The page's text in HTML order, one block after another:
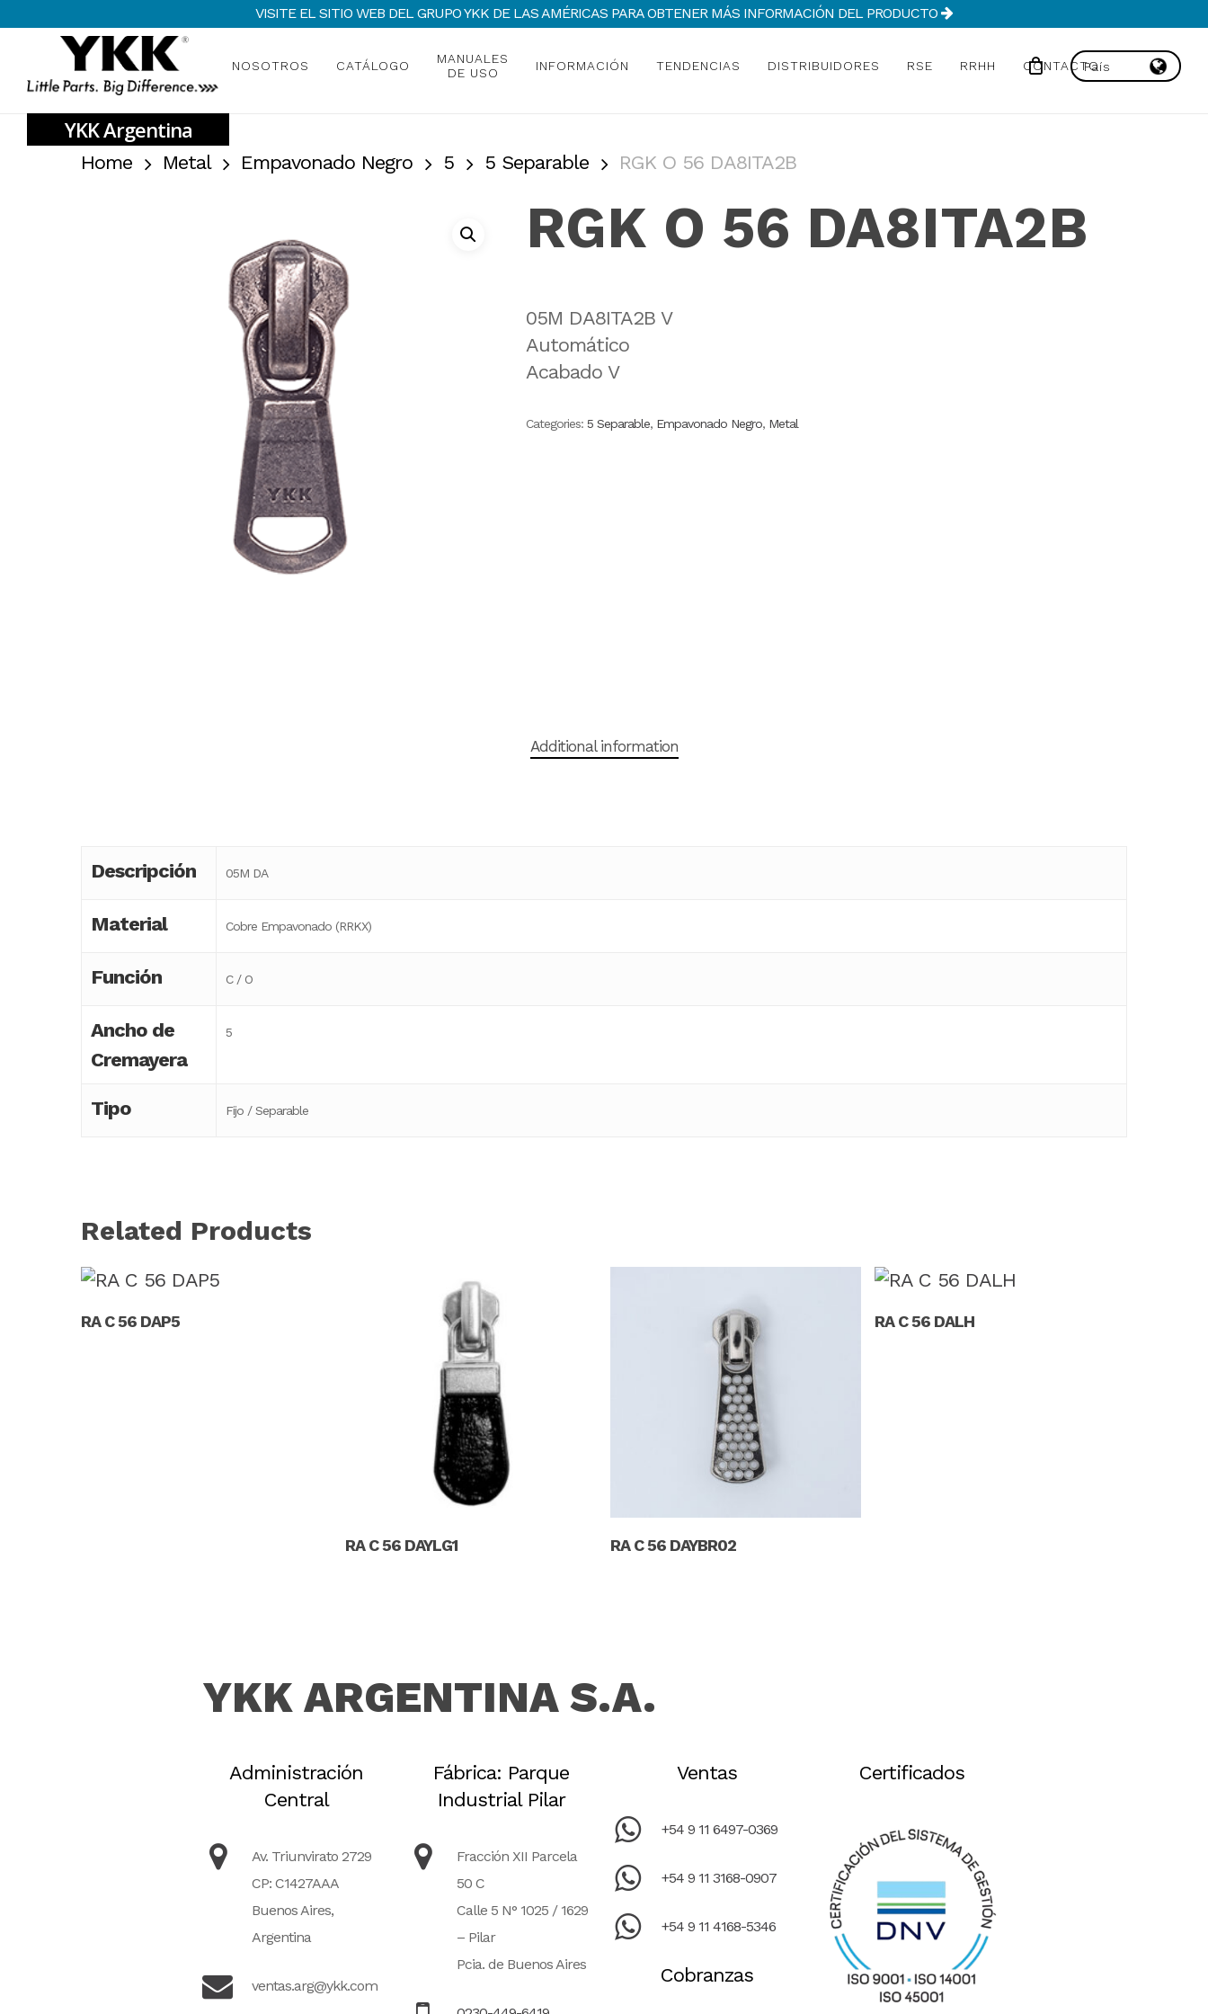
content
NOSOTROS CATÁLOGO
MANUALES
DE USO
INFORMACIÓN TENDENCIAS DISTRIBUIDORES RSE RRHH CONTACTO
VISITE EL SITIO WEB DEL GRUPO YKK DE LAS AMÉRICAS PARA OBTENER MÁS INFORMACIÓN DEL PRODUCTO
Home Metal Empavonado Negro 5 5 Separable RGK O 56 DA8ITA2B
RGK O 56 DA8ITA2B
05M DA8ITA2B V
Automático
Acabado V
Categories: 5 Separable, Empavonado Negro, Metal
Additional information
Descripción 05M DA
Material Cobre Empavonado (RRKX)
Función C / O
Ancho de
Cremayera
5
Tipo Fijo / Separable
Related Products
RA C 56 DAP5
RA C 56 DAYLG1 RA C 56 DAYBR02
RA C 56 DALH
YKK ARGENTINA S.A.
Administración
Central
Av. Triunvirato 2729
CP: C1427AAA
Buenos Aires,
Argentina
ventas.arg@ykk.com
Fábrica: Parque
Industrial Pilar
Fracción XII Parcela
50 C
Calle 5 N° 1025 / 1629
– Pilar
Pcia. de Buenos Aires
Ventas
+54 9 11 6497-0369
+54 9 11 3168-0907
+54 9 11 4168-5346
Cobranzas
Certificados